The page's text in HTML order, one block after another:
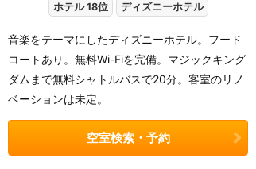
ホテル 18位 ディズニーホテル
音楽をテーマにしたディズニーホテル。フード
コートあり。無料Wi-Fiを完備。マジックキング
ダムまで無料シャトルバスで20分。客室のリノ
ベーションは未定。
空室検索・予約